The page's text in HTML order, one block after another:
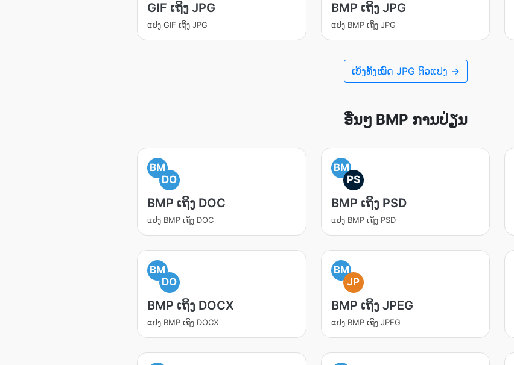
GIF ເຖິງ JPG
ແປງ GIF ເຖິງ JPG
BMP ເຖິງ JPG
ແປງ BMP ເຖິງ JPG
ເບິ່ງທັງໝົດ JPG ຕົວແປງ →
ອື່ນໆ BMP ການປ່ຽນ
BM
DO
BMP ເຖິງ DOC
ແປງ BMP ເຖິງ DOC
BM
PS
BMP ເຖິງ PSD
ແປງ BMP ເຖິງ PSD
BM
DO
BMP ເຖິງ DOCX
ແປງ BMP ເຖິງ DOCX
BM
JP
BMP ເຖິງ JPEG
ແປງ BMP ເຖິງ JPEG